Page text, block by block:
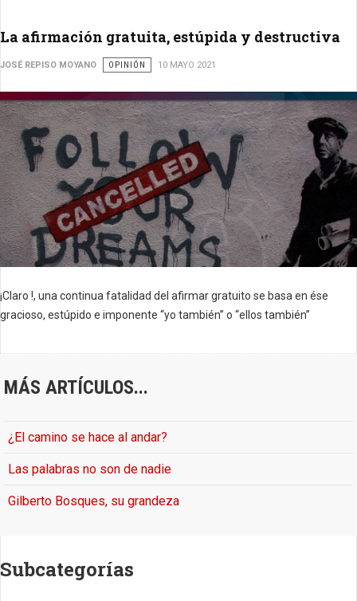
La afirmación gratuita, estúpida y destructiva
JOSÉ REPISO MOYANO OPINIÓN 10 MAYO 2021
¡Claro !, una continua fatalidad del afirmar gratuito se basa en ése
gracioso, estúpido e imponente “yo también” o “ellos también”
MÁS ARTÍCULOS...
¿El camino se hace al andar?
Las palabras no son de nadie
Gilberto Bosques, su grandeza
Subcategorías